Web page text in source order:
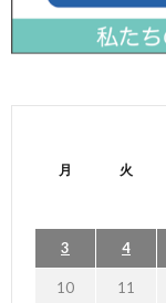
月 火
3 4
10 11